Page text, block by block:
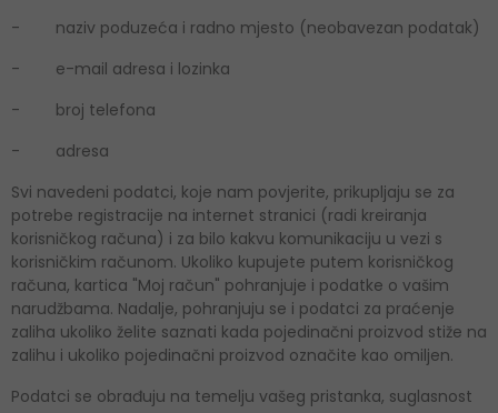
- naziv poduzeća i radno mjesto (neobavezan podatak)
- e-mail adresa i lozinka
- broj telefona
- adresa
Svi navedeni podatci, koje nam povjerite, prikupljaju se za
potrebe registracije na internet stranici (radi kreiranja
korisničkog računa) i za bilo kakvu komunikaciju u vezi s
korisničkim računom. Ukoliko kupujete putem korisničkog
računa, kartica "Moj račun" pohranjuje i podatke o vašim
narudžbama. Nadalje, pohranjuju se i podatci za praćenje
zaliha ukoliko želite saznati kada pojedinačni proizvod stiže na
zalihu i ukoliko pojedinačni proizvod označite kao omiljen.
Podatci se obrađuju na temelju vašeg pristanka, suglasnost